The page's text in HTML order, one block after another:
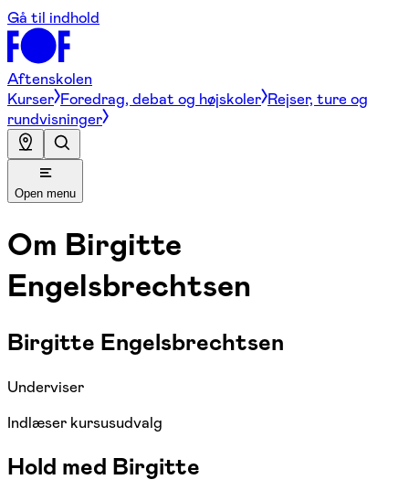
Gå til indhold
Aftenskolen
Kurser Foredrag, debat og højskoler Rejser, ture og
rundvisninger
Open menu
Om Birgitte
Engelsbrechtsen
Birgitte Engelsbrechtsen
Underviser
Indlæser kursusudvalg
Hold med Birgitte